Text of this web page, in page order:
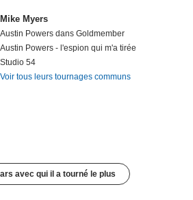
Mike Myers
Austin Powers dans Goldmember
Austin Powers - l'espion qui m'a tirée
Studio 54
Voir tous leurs tournages communs
avec qui il a tourné le plus